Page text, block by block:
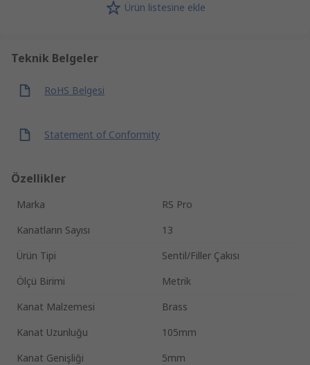
Ürün listesine ekle
Teknik Belgeler
RoHS Belgesi
Statement of Conformity
Özellikler
Marka
RS Pro
Kanatların Sayısı
13
Ürün Tipi
Sentil/Filler Çakısı
Ölçü Birimi
Metrik
Kanat Malzemesi
Brass
Kanat Uzunluğu
105mm
Kanat Genişliği
5mm